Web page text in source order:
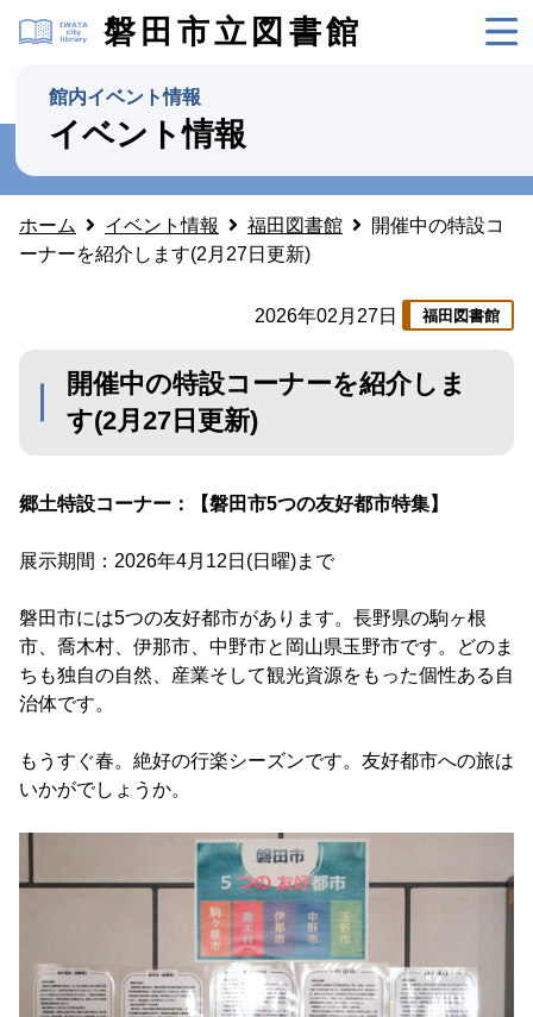
磐田市立図書館
館内イベント情報
イベント情報
ホーム イベント情報 福田図書館
開催中の特設コ
ーナーを紹介します(2月27日更新)
2026年02月27日 福田図書館
開催中の特設コーナーを紹介しま
す(2月27日更新)
郷土特設コーナー：【磐田市5つの友好都市特集】
展示期間：2026年4月12日(日曜)まで
磐田市には5つの友好都市があります。長野県の駒ヶ根
市、喬木村、伊那市、中野市と岡山県玉野市です。どのま
ちも独自の自然、産業そして観光資源をもった個性ある自
治体です。
もうすぐ春。絶好の行楽シーズンです。友好都市への旅は
いかがでしょうか。